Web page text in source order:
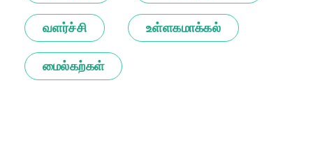
வளர்ச்சி உள்ளகமாக்கல்
மைல்கற்கள்